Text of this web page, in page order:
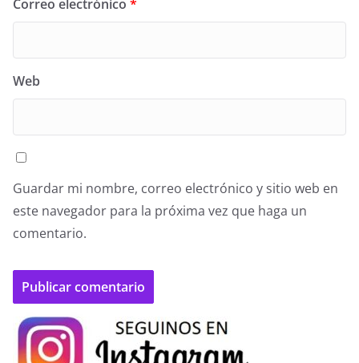
Correo electrónico *
Web
Guardar mi nombre, correo electrónico y sitio web en
este navegador para la próxima vez que haga un
comentario.